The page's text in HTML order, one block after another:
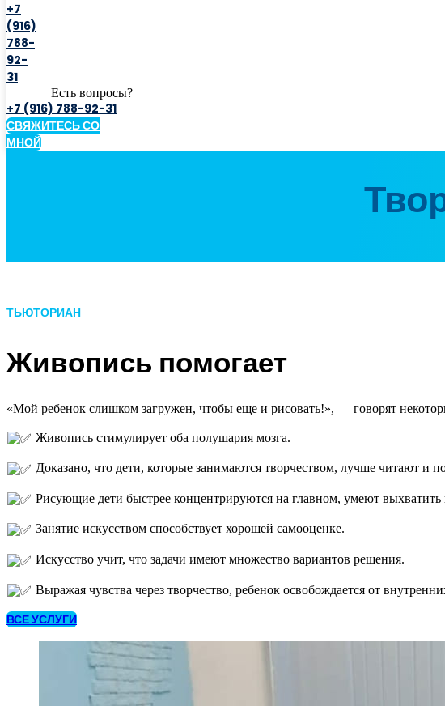
+7
(916)
788-
92-
31
Есть вопросы?
+7 (916) 788-92-31
СВЯЖИТЕСЬ СО
МНОЙ
ТЬЮТОРИАН
Живопись помогает
«Мой ребенок слишком загружен, чтобы еще и рисовать!», — говорят
Живопись стимулирует оба полушария мозга.
Доказано, что дети, которые занимаются творчеством, лучше читают и
Рисующие дети быстрее концентрируются на главном, умеют
Занятие искусством способствует хорошей самооценке.
Искусство учит, что задачи имеют множество вариантов решения.
Выражая чувства через творчество, ребенок освобождается от
ВСЕ УСЛУГИ